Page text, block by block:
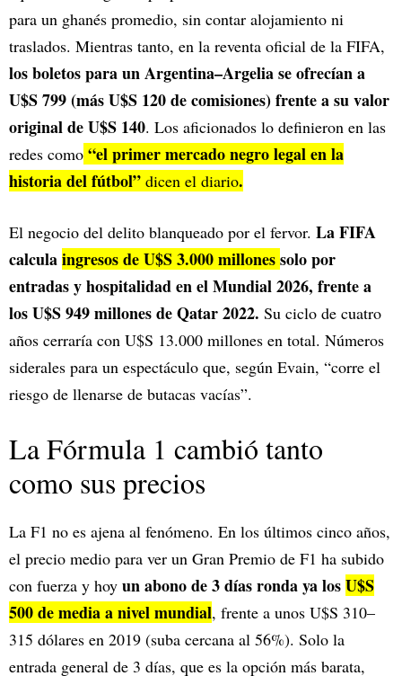
para un ghanés promedio, sin contar alojamiento ni
traslados. Mientras tanto, en la reventa oficial de la FIFA,
los boletos para un Argentina–Argelia se ofrecían a
U$S 799 (más U$S 120 de comisiones) frente a su valor
original de U$S 140. Los aficionados lo definieron en las
redes como “el primer mercado negro legal en la
historia del fútbol” dicen el diario.
El negocio del delito blanqueado por el fervor. La FIFA
calculaingresos de U$S 3.000 millonessolo por
entradas y hospitalidad en el Mundial 2026, frente a
los U$S 949 millones de Qatar 2022. Su ciclo de cuatro
años cerraría con U$S 13.000 millones en total. Números
siderales para un espectáculo que, según Evain, “corre el
riesgo de llenarse de butacas vacías”.
La Fórmula 1 cambió tanto
como sus precios
La F1 no es ajena al fenómeno. En los últimos cinco años,
el precio medio para ver un Gran Premio de F1 ha subido
con fuerza y hoy un abono de 3 días ronda ya losU$S
500 de media a nivel mundial, frente a unos U$S 310–
315 dólares en 2019 (suba cercana al 56%). Solo la
entrada general de 3 días, que es la opción más barata,